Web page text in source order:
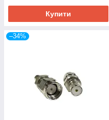
Купити
–34%